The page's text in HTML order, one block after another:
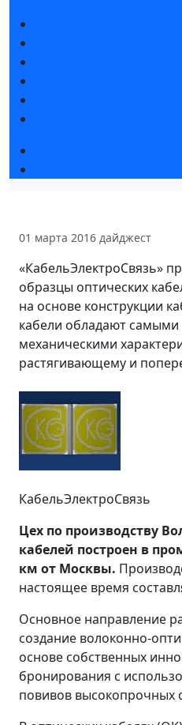
01 марта 2016 дайджест
«КабельЭлектроСвязь»
образцы оптических
на основе конструкции
кабели обладают
механическими
растягивающему и
КабельЭлектроСвязь
Цех по производству
кабелей построен в
км от Москвы.
настоящее время
Основное направление
создание волоконно-
основе собственных
бронирования с
повивов высокопрочных